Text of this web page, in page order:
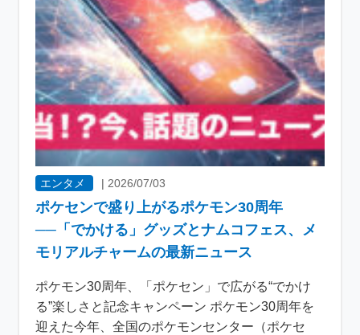
エンタメ | 2026/07/03
ポケセンで盛り上がるポケモン30周年
──「でかける」グッズとナムコフェス、メ
モリアルチャームの最新ニュース
ポケモン30周年、「ポケセン」で広がる“でかけ
る”楽しさと記念キャンペーン ポケモン30周年を
迎えた今年、全国のポケモンセンター（ポケセ